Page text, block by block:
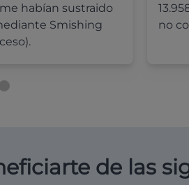
habían sustraido
Smishing
no
de las